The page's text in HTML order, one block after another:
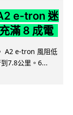
e-tron 迷
滿 8 成電
A2 e-tron 風阻低
7.8公里。6...